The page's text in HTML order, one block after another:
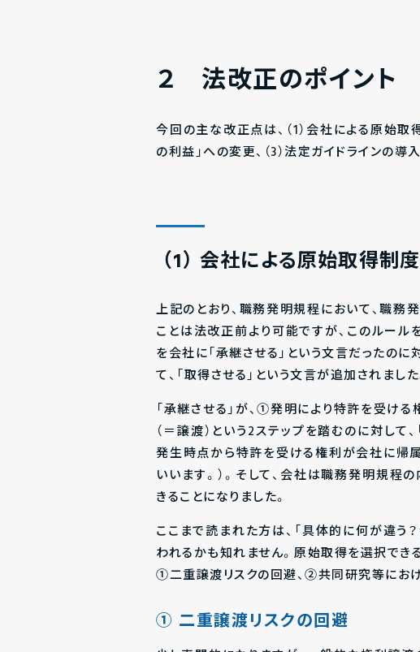
２ 法改正のポイント
今回の主な改正点は、（1）会社による原始取
の利益」への変更、（3）法定ガイドラインの導
（1） 会社による原始取得制
上記のとおり、職務発明規程において、職務
ことは法改正前より可能ですが、このルー
を会社に「承継させる」という文言だったの
て、「取得させる」という文言が追加されました
「承継させる」が、①発明により特許を受
（＝譲渡）という2ステップを踏むのに対して
発生時点から特許を受ける権利が会社に帰
いいます。）。そして、会社は職務発明規程
きることになりました。
ここまで読まれた方は、「具体的に何が違う
われるかも知れません。原始取得を選択できる
①二重譲渡リスクの回避、②共同研究等におけ
① 二重譲渡リスクの回避